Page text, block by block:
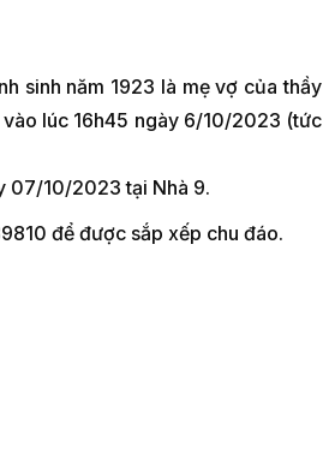
sinh năm 1923 là mẹ vợ của thầy
vào lúc 16h45 ngày 6/10/2023 (tức
07/10/2023 tại Nhà 9.
để được sắp xếp chu đáo.